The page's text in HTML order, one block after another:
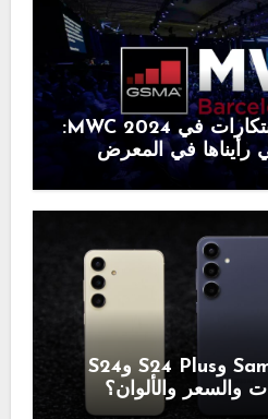
أفضل المنتجات والابتكارات في MWC 2024:
رأيناها في المعرض
Samsung Galaxy S24 وS24 Plus وS24